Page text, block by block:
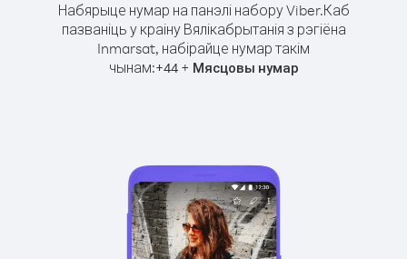
Набярыце нумар на панэлі набору Viber.Каб
пазваніць у краіну Вялікабрытанія з рэгіёна
Inmarsat, набірайце нумар такім
чынам:+44+ Мясцовы нумар